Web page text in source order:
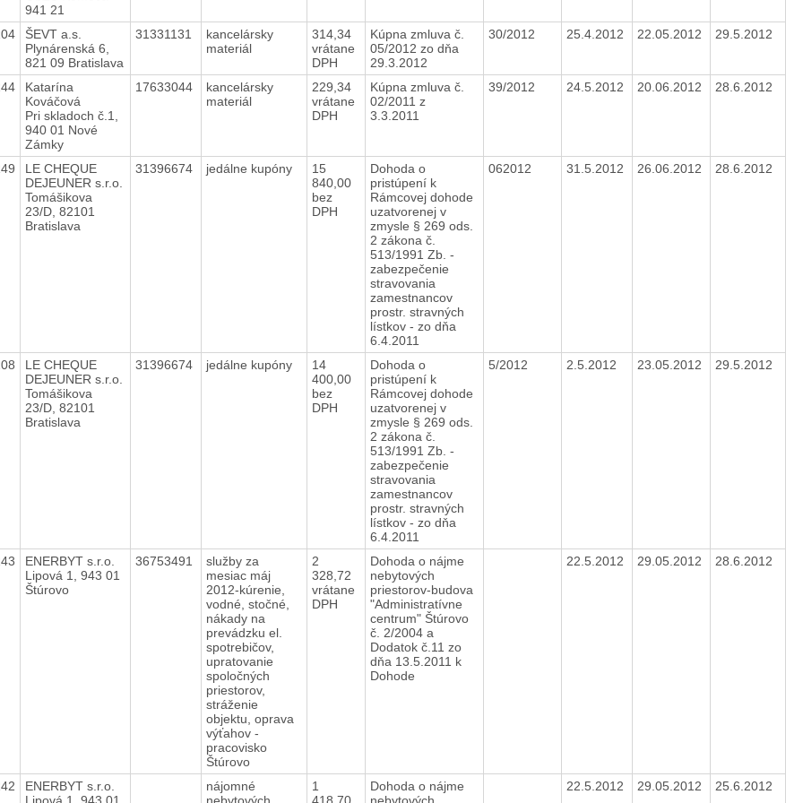
941 21
ŠEVT a.s.
Plynárenská 6,
821 09 Bratislava
31331131
kancelársky
materiál
314,34
vrátane
DPH
Kúpna zmluva č.
05/2012 zo dňa
29.3.2012
30/2012 25.4.2012 22.05.2012 29.5.2012
Katarína
Kováčová
Pri skladoch č.1,
940 01 Nové
Zámky
17633044
kancelársky
materiál
229,34
vrátane
DPH
Kúpna zmluva č.
02/2011 z
3.3.2011
39/2012 24.5.2012 20.06.2012 28.6.2012
LE CHEQUE
DEJEUNER s.r.o.
Tomášikova
23/D, 82101
Bratislava
31396674 jedálne kupóny
15
840,00
bez
DPH
Dohoda o
pristúpení k
Rámcovej dohode
uzatvorenej v
zmysle § 269 ods.
2 zákona č.
513/1991 Zb. -
zabezpečenie
stravovania
zamestnancov
prostr. stravných
lístkov - zo dňa
6.4.2011
062012 31.5.2012 26.06.2012 28.6.2012
LE CHEQUE
DEJEUNER s.r.o.
Tomášikova
23/D, 82101
Bratislava
31396674 jedálne kupóny
14
400,00
bez
DPH
Dohoda o
pristúpení k
Rámcovej dohode
uzatvorenej v
zmysle § 269 ods.
2 zákona č.
513/1991 Zb. -
zabezpečenie
stravovania
zamestnancov
prostr. stravných
lístkov - zo dňa
6.4.2011
5/2012 2.5.2012 23.05.2012 29.5.2012
ENERBYT s.r.o.
Lipová 1, 943 01
Štúrovo
36753491
služby za
mesiac máj
2012-kúrenie,
vodné, stočné,
nákady na
prevádzku el.
spotrebičov,
upratovanie
spoločných
priestorov,
stráženie
objektu, oprava
výťahov -
pracovisko
Štúrovo
2
328,72
vrátane
DPH
Dohoda o nájme
nebytových
priestorov-budova
"Administratívne
centrum" Štúrovo
č. 2/2004 a
Dodatok č.11 zo
dňa 13.5.2011 k
Dohode
22.5.2012 29.05.2012 28.6.2012
ENERBYT s.r.o.
nájomné
1
Dohoda o nájme
22.5.2012 29.05.2012 25.6.2012